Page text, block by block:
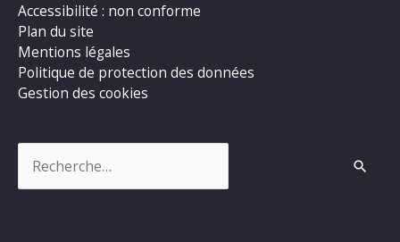
Accessibilité : non conforme
Plan du site
Mentions légales
Politique de protection des données
Gestion des cookies